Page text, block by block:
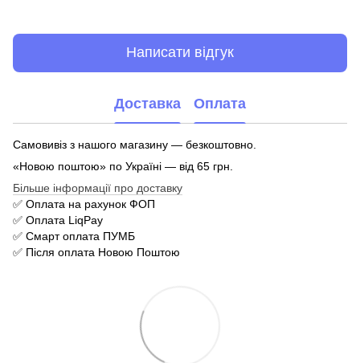
Написати відгук
Доставка Оплата
Самовивіз з нашого магазину — безкоштовно.
«Новою поштою» по Україні — від 65 грн.
Більше інформації про доставку
✅ Оплата на рахунок ФОП
✅ Оплата LiqPay
✅ Смарт оплата ПУМБ
✅ Після оплата Новою Поштою